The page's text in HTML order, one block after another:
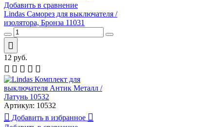
Добавить в сравнение
Lindas Саморез для выключателя /
изолятора, Бронза 11031
12 руб.
Артикул: 10532
Добавить в избранное